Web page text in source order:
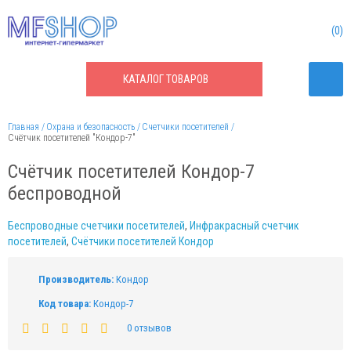
КАТАЛОГТОВАРОВ
0
Главная Охрана и безопасность
Счетчики посетителей
Счётчик посетителей "Кондор-7"
Счётчик посетителей Кондор-7
беспроводной
Беспроводные счетчики посетителей, Инфракрасный счетчик
посетителей, Счётчики посетителей Кондор
Производитель: Кондор
Код товара: Кондор-7
0 отзывов